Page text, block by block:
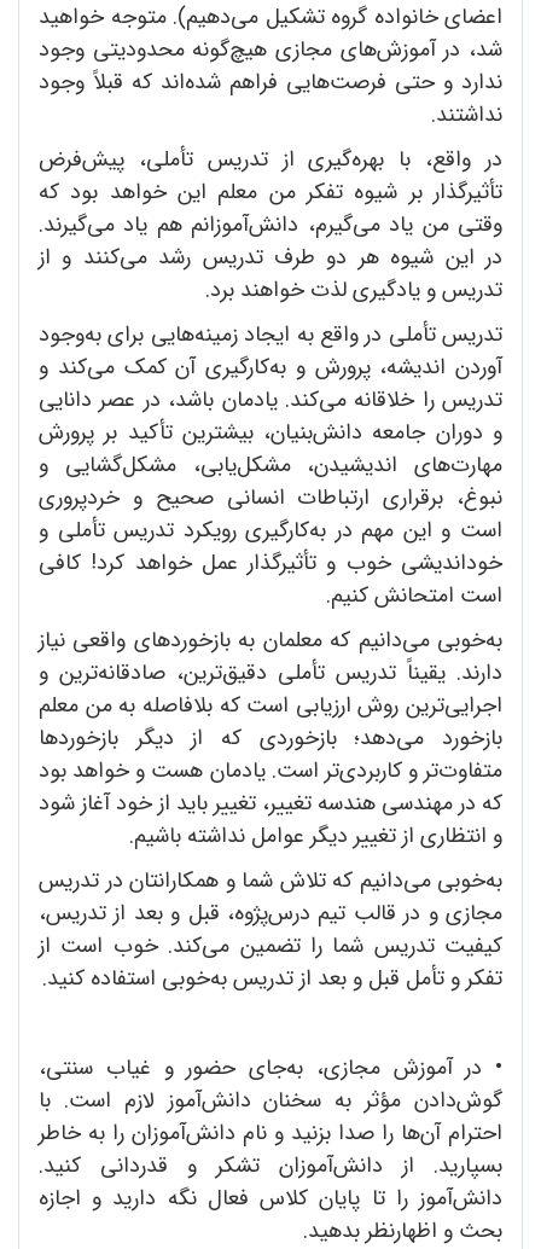
اعضای خانواده گروه تشکیل می‌دهیم). متوجه خواهید
شد، در آموزش‌های مجازی هیچ‌گونه محدودیتی وجود
ندارد و حتی فرصت‌هایی فراهم ‌شده‌اند که قبلاً وجود
نداشتند.
در واقع، با بهره‌گیری از تدریس تأملی، پیش‌فرض
تأثیرگذار بر شیوه تفکر من معلم این خواهد بود که
وقتی من یاد می‌گیرم، دانش‌آموزانم هم یاد می‌گیرند.
در این شیوه هر دو طرف تدریس رشد می‌کنند و از
تدریس و یادگیری لذت خواهند برد.
تدریس تأملی در واقع به ایجاد زمینه‌هایی برای به‌وجود
آوردن اندیشه، پرورش و به‌کارگیری آن کمک می‌کند و
تدریس را خلاقانه می‌کند. یادمان باشد، در عصر دانایی
و دوران جامعه دانش‌بنیان، بیشترین تأکید بر پرورش
مهارت‌های اندیشیدن، مشکل‌یابی، مشکل‌گشایی و
نبوغ، برقراری ارتباطات انسانی صحیح و خردپروری
است و این مهم در به‌کارگیری رویکرد تدریس تأملی و
خوداندیشی خوب و تأثیرگذار عمل خواهد کرد! کافی
است امتحانش کنیم.
به‌خوبی می‌دانیم که معلمان به بازخوردهای واقعی نیاز
دارند. یقیناً تدریس تأملی دقیق‌ترین، صادقانه‌ترین و
اجرایی‌ترین روش ارزیابی است که بلافاصله به من معلم
بازخورد می‌دهد؛ بازخوردی که از دیگر بازخوردها
متفاوت‌تر و کاربردی‌تر است. یادمان هست و خواهد بود
که در مهندسی هندسه تغییر، تغییر باید از خود آغاز شود
و انتظاری از تغییر دیگر عوامل نداشته‌‌‌ باشیم.
به‌خوبی می‌دانیم که تلاش شما و همکارانتان در تدریس
مجازی و در قالب تیم درس‌پژوه، قبل و بعد از تدریس،
کیفیت تدریس شما را تضمین می‌کند. خوب است از
تفکر و تأمل قبل و بعد از تدریس به‌خوبی استفاده کنید.
• در آموزش مجازی، به‌جای حضور و غیاب سنتی،
گوش‌دادن مؤثر به سخنان دانش‌آموز لازم است. با
احترام آن‌ها را صدا بزنید و نام دانش‌آموزان را به خاطر
بسپارید. از دانش‌آموزان تشکر و قدردانی کنید.
دانش‌آموز را تا پایان کلاس فعال نگه ‌‌دارید و اجازه
بحث و اظهارنظر بدهید.